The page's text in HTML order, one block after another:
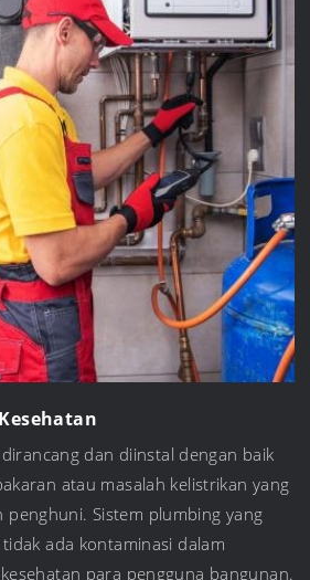
dan diinstal dengan baik
atau masalah kelistrikan yang
penghuni. Sistem plumbing yang
ada kontaminasi dalam
para pengguna bangunan.